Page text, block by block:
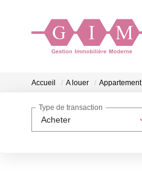
Accueil A louer Appartement
Acheter
Type de transaction